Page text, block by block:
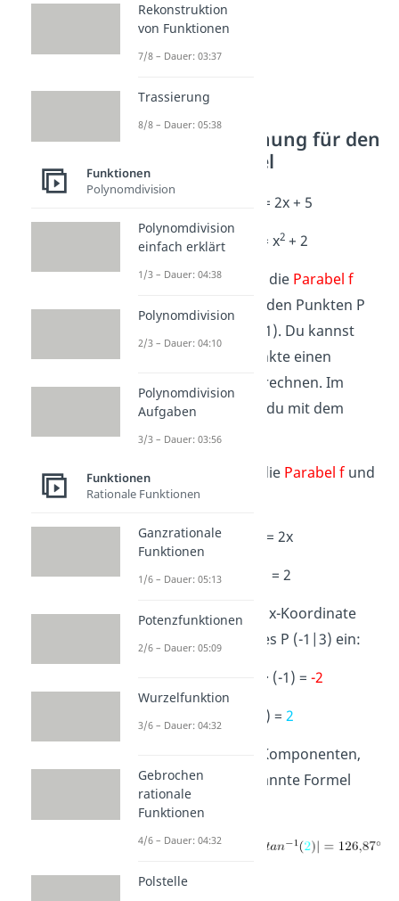
Beispielrechnung für den
Schnittwinkel
g: g(x) = 2x + 5
f: f(x) = x2 + 2
DieGerade g und die Parabel f
schneiden sich in den Punkten P
(-1|3) und Q (3|11). Du kannst
nun für beide Punkte einen
Schnittwinkel
berechnen. Im
Beispiel arbeitest du mit dem
Punkt P.
Zuerst leitest du die Parabel f und
dieGerade g
f'(x) = 2x
g'(x) = 2
Dann setzt du die x-Koordinate
des Schnittpunktes P (-1|3) ein:
f'(-1) = 2 · (-1) = -2
g'(-1) =2
Nun hast du alle Komponenten,
um die oben genannte Formel
anzuwenden:
Rekonstruktion
von Funktionen
7/8 – Dauer: 03:37
Trassierung
8/8 – Dauer: 05:38
Funktionen
Polynomdivision
Polynomdivision
einfach erklärt
1/3 – Dauer: 04:38
Polynomdivision
2/3 – Dauer: 04:10
Polynomdivision
Aufgaben
3/3 – Dauer: 03:56
Funktionen
Rationale Funktionen
Ganzrationale
Funktionen
1/6 – Dauer: 05:13
Potenzfunktionen
2/6 – Dauer: 05:09
Wurzelfunktion
3/6 – Dauer: 04:32
Gebrochen
rationale
Funktionen
4/6 – Dauer: 04:32
Polstelle